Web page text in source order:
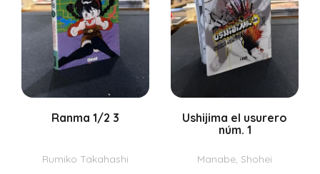
Ranma 1/2 3
Rumiko Takahashi
Ushijima el usurero
núm. 1
Manabe, Shohei